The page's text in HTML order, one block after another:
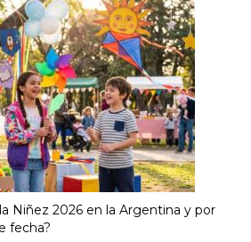
Niñez 2026 en la Argentina y por
fecha?